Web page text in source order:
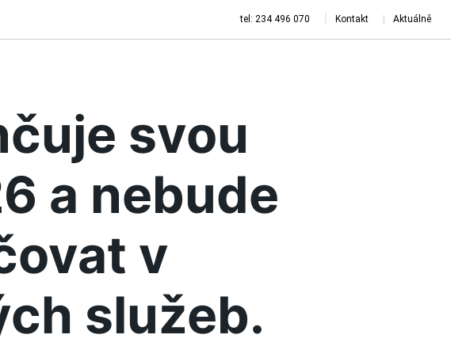
tel: 234 496 070 Kontakt Aktuálně
svou
a nebude
v
služeb.